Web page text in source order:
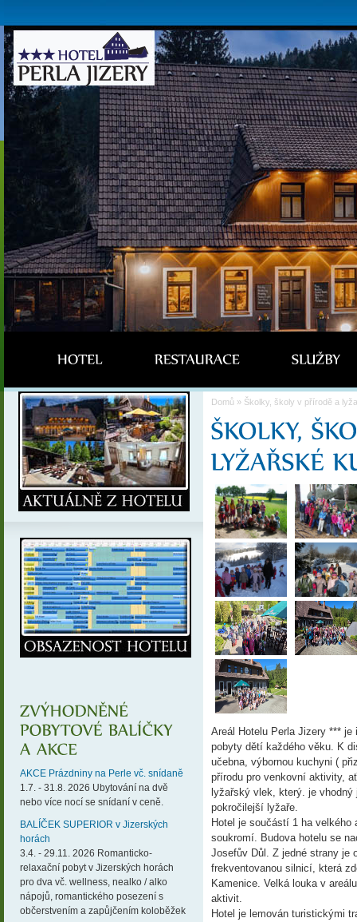
AKCE Prázdniny na Perle vč. snídaně
1.7. - 31.8. 2026 Ubytování na dvě
nebo více nocí se snídaní v ceně.
BALÍČEK SUPERIOR v Jizerských
horách
3.4. - 29.11. 2026 Romanticko-
relaxační pobyt v Jizerských horách
pro dva vč. wellness, nealko / alko
nápojů, romantického posezení s
občerstvením a zapůjčením koloběžek
Domů » Školky, školy v přírodě a
Areál Hotelu Perla Jizery ***
pobyty dětí každého věku. K
učebna, výbornou kuchyni (
přírodu pro venkovní aktivity,
lyžařský vlek, který. je
pokročilejší lyžaře.
Hotel je součástí 1 ha velkého
soukromí. Budova hotelu se
Josefův Důl. Z jedné strany je
frekventovanou silnicí, která
Kamenice. Velká louka v
aktivit.
Hotel je lemován turistickými